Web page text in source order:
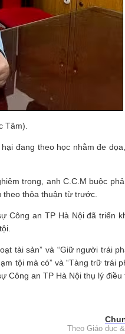
Tâm).
đang theo học nhằm đe
trọng, anh C.C.M buộc
theo thỏa thuận từ trước.
Công an TP Hà Nội đã triển
tài sản” và “Giữ người trái
tội mà có” và “Tàng trữ trái
Công an TP Hà Nội thụ lý điều
Theo Giáo dục